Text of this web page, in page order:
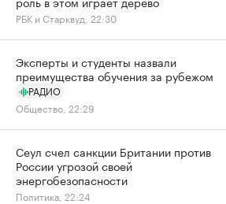
РБК и Старквуд, 22:30
Эксперты и студенты назвали
преимущества обучения за рубежом
РАДИО
Общество, 22:29
Сеул счел санкции Британии против
России угрозой своей
энергобезопасности
Политика, 22:24